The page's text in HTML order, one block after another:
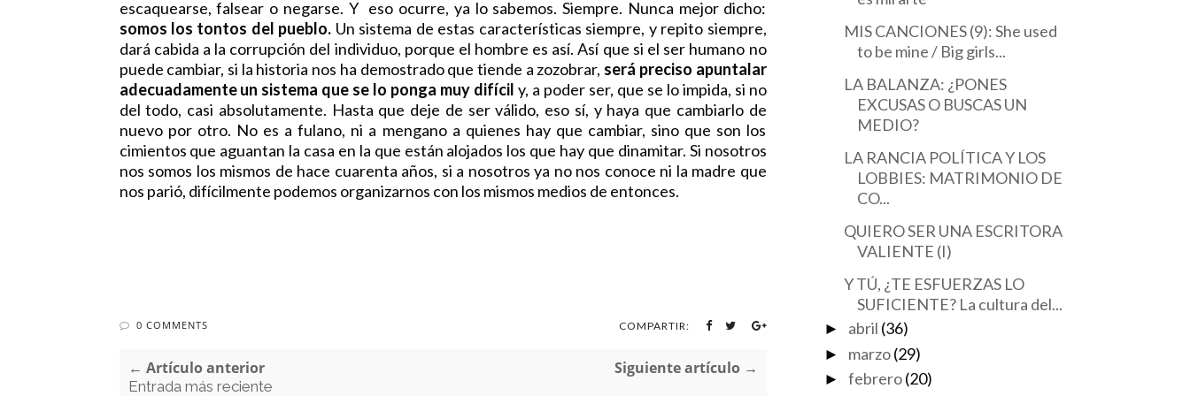
escaquearse, falsear o negarse. Y eso ocurre, ya lo sabemos. Siempre. Nunca mejor dicho:
somos los tontos del pueblo. Un sistema de estas características siempre, y repito siempre,
dará cabida a la corrupción del individuo, porque el hombre es así. Así que si el ser humano no
puede cambiar, si la historia nos ha demostrado que tiende a zozobrar, será preciso apuntalar
adecuadamente un sistema que se lo ponga muy difícil y, a poder ser, que se lo impida, si no
del todo, casi absolutamente. Hasta que deje de ser válido, eso sí, y haya que cambiarlo de
nuevo por otro. No es a fulano, ni a mengano a quienes hay que cambiar, sino que son los
cimientos que aguantan la casa en la que están alojados los que hay que dinamitar. Si nosotros
nos somos los mismos de hace cuarenta años, si a nosotros ya no nos conoce ni la madre que
nos parió, difícilmente podemos organizarnos con los mismos medios de entonces.
0 COMMENTS COMPARTIR:
← Artículo anterior
Entrada más reciente
Siguiente artículo →
MIS CANCIONES (9): She used
to be mine / Big girls...
LA BALANZA: ¿PONES
EXCUSAS O BUSCAS UN
MEDIO?
LA RANCIA POLÍTICA Y LOS
LOBBIES: MATRIMONIO DE
CO...
QUIERO SER UNA ESCRITORA
VALIENTE (I)
Y TÚ, ¿TE ESFUERZAS LO
SUFICIENTE? La cultura del...
► abril (36)
► marzo(29)
►febrero(20)